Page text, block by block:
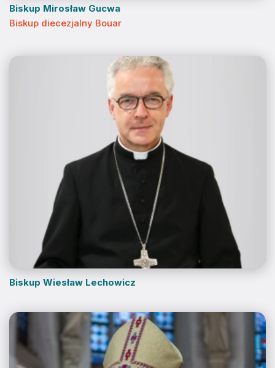
Biskup Mirosław Gucwa
Biskup diecezjalny Bouar
Biskup Wiesław Lechowicz